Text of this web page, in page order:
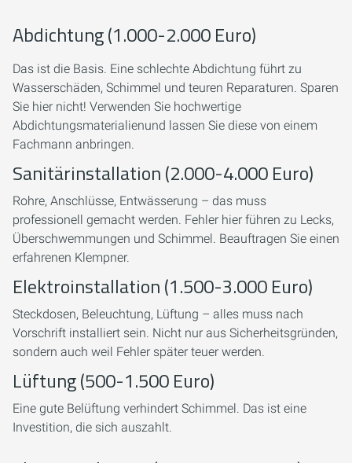
Abdichtung (1.000-2.000 Euro)
Das ist die Basis. Eine schlechte Abdichtung führt zu
Wasserschäden, Schimmel und teuren Reparaturen. Sparen
Sie hier nicht! Verwenden Sie hochwertige
Abdichtungsmaterialienund lassen Sie diese von einem
Fachmann anbringen.
Sanitärinstallation (2.000-4.000 Euro)
Rohre, Anschlüsse, Entwässerung – das muss
professionell gemacht werden. Fehler hier führen zu Lecks,
Überschwemmungen und Schimmel. Beauftragen Sie einen
erfahrenen Klempner.
Elektroinstallation (1.500-3.000 Euro)
Steckdosen, Beleuchtung, Lüftung – alles muss nach
Vorschrift installiert sein. Nicht nur aus Sicherheitsgründen,
sondern auch weil Fehler später teuer werden.
Lüftung (500-1.500 Euro)
Eine gute Belüftung verhindert Schimmel. Das ist eine
Investition, die sich auszahlt.